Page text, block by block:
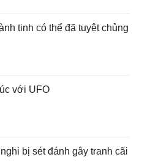
tinh có thể đã tuyệt chủng
với UFO
bị sét đánh gây tranh cãi